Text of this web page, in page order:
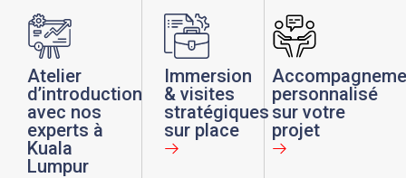
Atelier
d’introduction
avec nos
experts à
Kuala
Lumpur
Immersion
& visites
stratégiques
sur place
personnalisé
sur votre
projet